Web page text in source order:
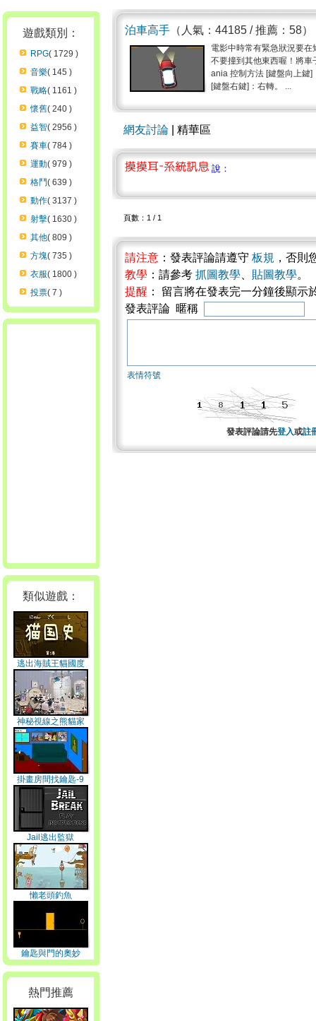
遊戲類別：
RPG( 1729 )
音樂( 145 )
戰略( 1161 )
懷舊( 240 )
益智( 2956 )
賽車( 784 )
運動( 979 )
格鬥( 639 )
動作( 3137 )
射擊( 1630 )
其他( 809 )
方塊( 735 )
衣服( 1800 )
投票( 7 )
類似遊戲：
逃出海賊王貓國度
神秘視線之熊貓家
掛畫房間找鑰匙-9
Jail逃出監獄
懶老頭釣魚
鑰匙與門的奧妙
熱門推薦
泊車高手 （人氣：44185 / 推薦：58）
電影中時常有緊急狀況要
不要撞到其他東西喔！將
ania 控制方法 [鍵盤向上鍵]
[鍵盤右鍵]：右轉。 ...
網友討論 | 精華區
說：
頁數：1 / 1
請注意 ：發表評論請遵守 板規 ，否則
教學 ：請參考 抓圖教學 貼圖教學。
提醒 ： 留言將在發表完一分鐘後顯
發表評論 暱稱
表情符號
發表評論請先登入或註